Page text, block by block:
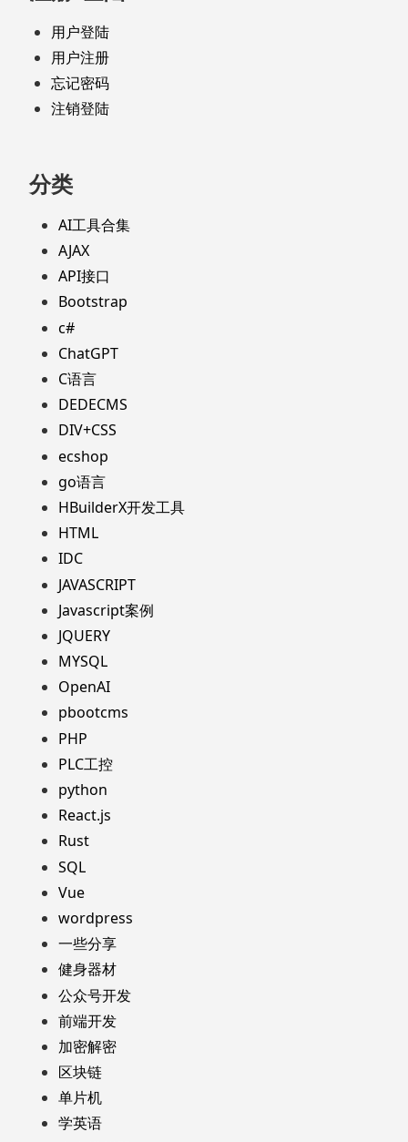
用户登陆
用户注册
忘记密码
注销登陆
分类
AI工具合集
AJAX
API接口
Bootstrap
c#
ChatGPT
C语言
DEDECMS
DIV+CSS
ecshop
go语言
HBuilderX开发工具
HTML
IDC
JAVASCRIPT
Javascript案例
JQUERY
MYSQL
OpenAI
pbootcms
PHP
PLC工控
python
React.js
Rust
SQL
Vue
wordpress
一些分享
健身器材
公众号开发
前端开发
加密解密
区块链
单片机
学英语